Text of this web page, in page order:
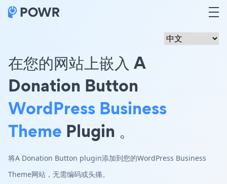
在您的网站上嵌入 A
Donation Button
WordPress Business
Theme Plugin 。
将A Donation Button plugin添加到您的WordPress Business
Theme网站，无需编码或头痛。